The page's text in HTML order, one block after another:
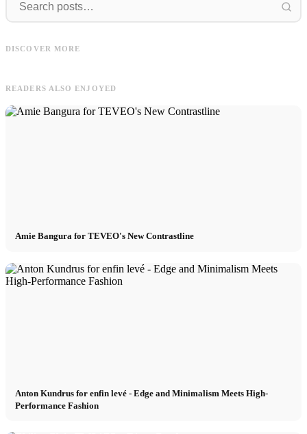
DISCOVER MORE
Editorial in Mallorca
READERS ALSO ENJOYED
Amie Bangura for TEVEO's New Contrastline
Anton Kundrus for enfin levé - Edge and Minimalism Meets High-
Performance Fashion